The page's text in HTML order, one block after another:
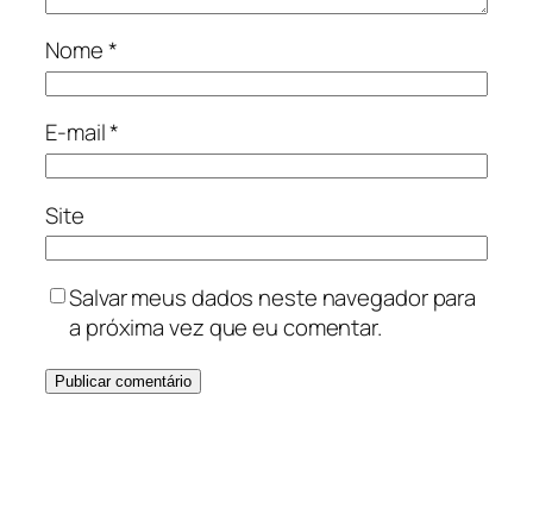
Nome*
E-mail*
Site
Salvar meus dados neste navegador para
a próxima vez que eu comentar.